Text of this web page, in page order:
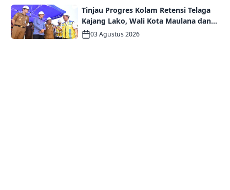
Tinjau Progres Kolam Retensi Telaga
Kajang Lako, Wali Kota Maulana dan
Komisi V DPR RI Optimistis Kota Jambi
Semakin Dekat Bebas Banjir
03 Agustus 2026